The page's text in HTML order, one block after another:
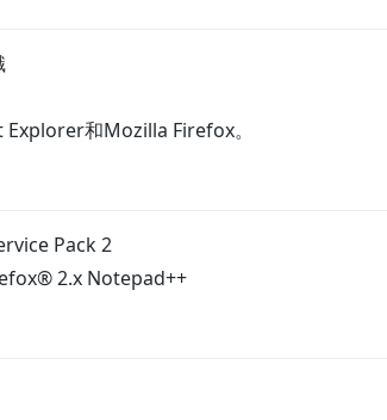
和Mozilla Firefox。
Pack 2
2.x Notepad++